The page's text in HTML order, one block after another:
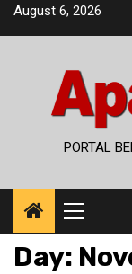
SkipAugust 6, 2026
PORTAL
Primary
Menu
Day: